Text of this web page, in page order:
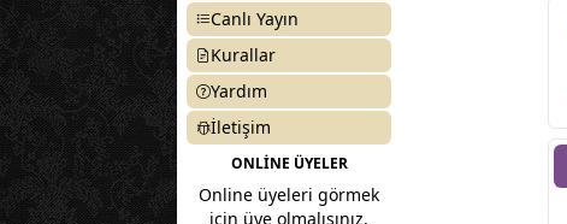
Canlı Yayın
Kurallar
Yardım
İletişim
ONLİNE ÜYELER
Online üyeleri görmek
için üye olmalısınız.